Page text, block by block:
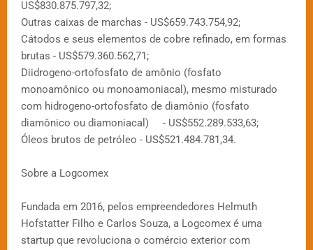
US$830.875.797,32;
Outras caixas de marchas - US$659.743.754,92;
Cátodos e seus elementos de cobre refinado, em formas
brutas - US$579.360.562,71;
Diidrogeno-ortofosfato de amônio (fosfato
monoamônico ou monoamoniacal), mesmo misturado
com hidrogeno-ortofosfato de diamônio (fosfato
diamônico ou diamoniacal) - US$552.289.533,63;
Óleos brutos de petróleo - US$521.484.781,34.
Sobre a Logcomex
Fundada em 2016, pelos empreendedores Helmuth
Hofstatter Filho e Carlos Souza, a Logcomex é uma
startup que revoluciona o comércio exterior com